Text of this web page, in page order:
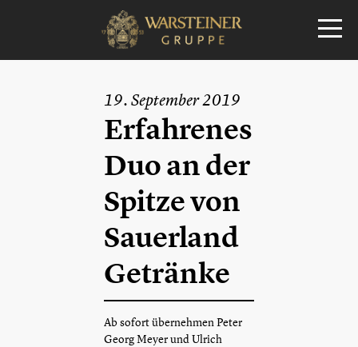
19. September 2019
Erfahrenes
Duo an der
Spitze von
Sauerland
Getränke
Ab sofort übernehmen Peter
Georg Meyer und Ulrich